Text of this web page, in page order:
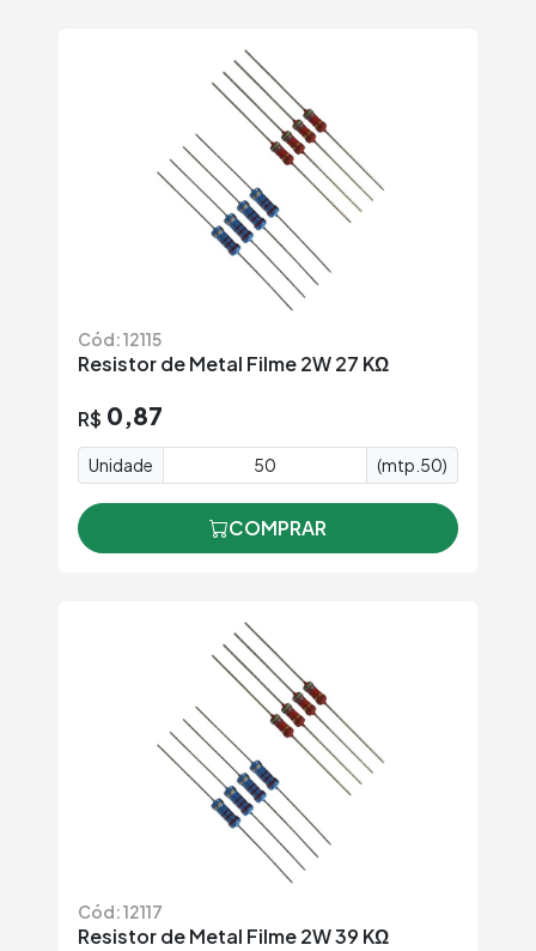
Cód: 12115
Resistor de Metal Filme 2W 27 KΩ
R$ 0,87
Unidade (mtp.50)
COMPRAR
Cód: 12117
Resistor de Metal Filme 2W 39 KΩ